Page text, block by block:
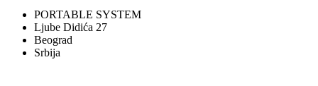
PORTABLE SYSTEM
Ljube Didića 27
Beograd
Srbija